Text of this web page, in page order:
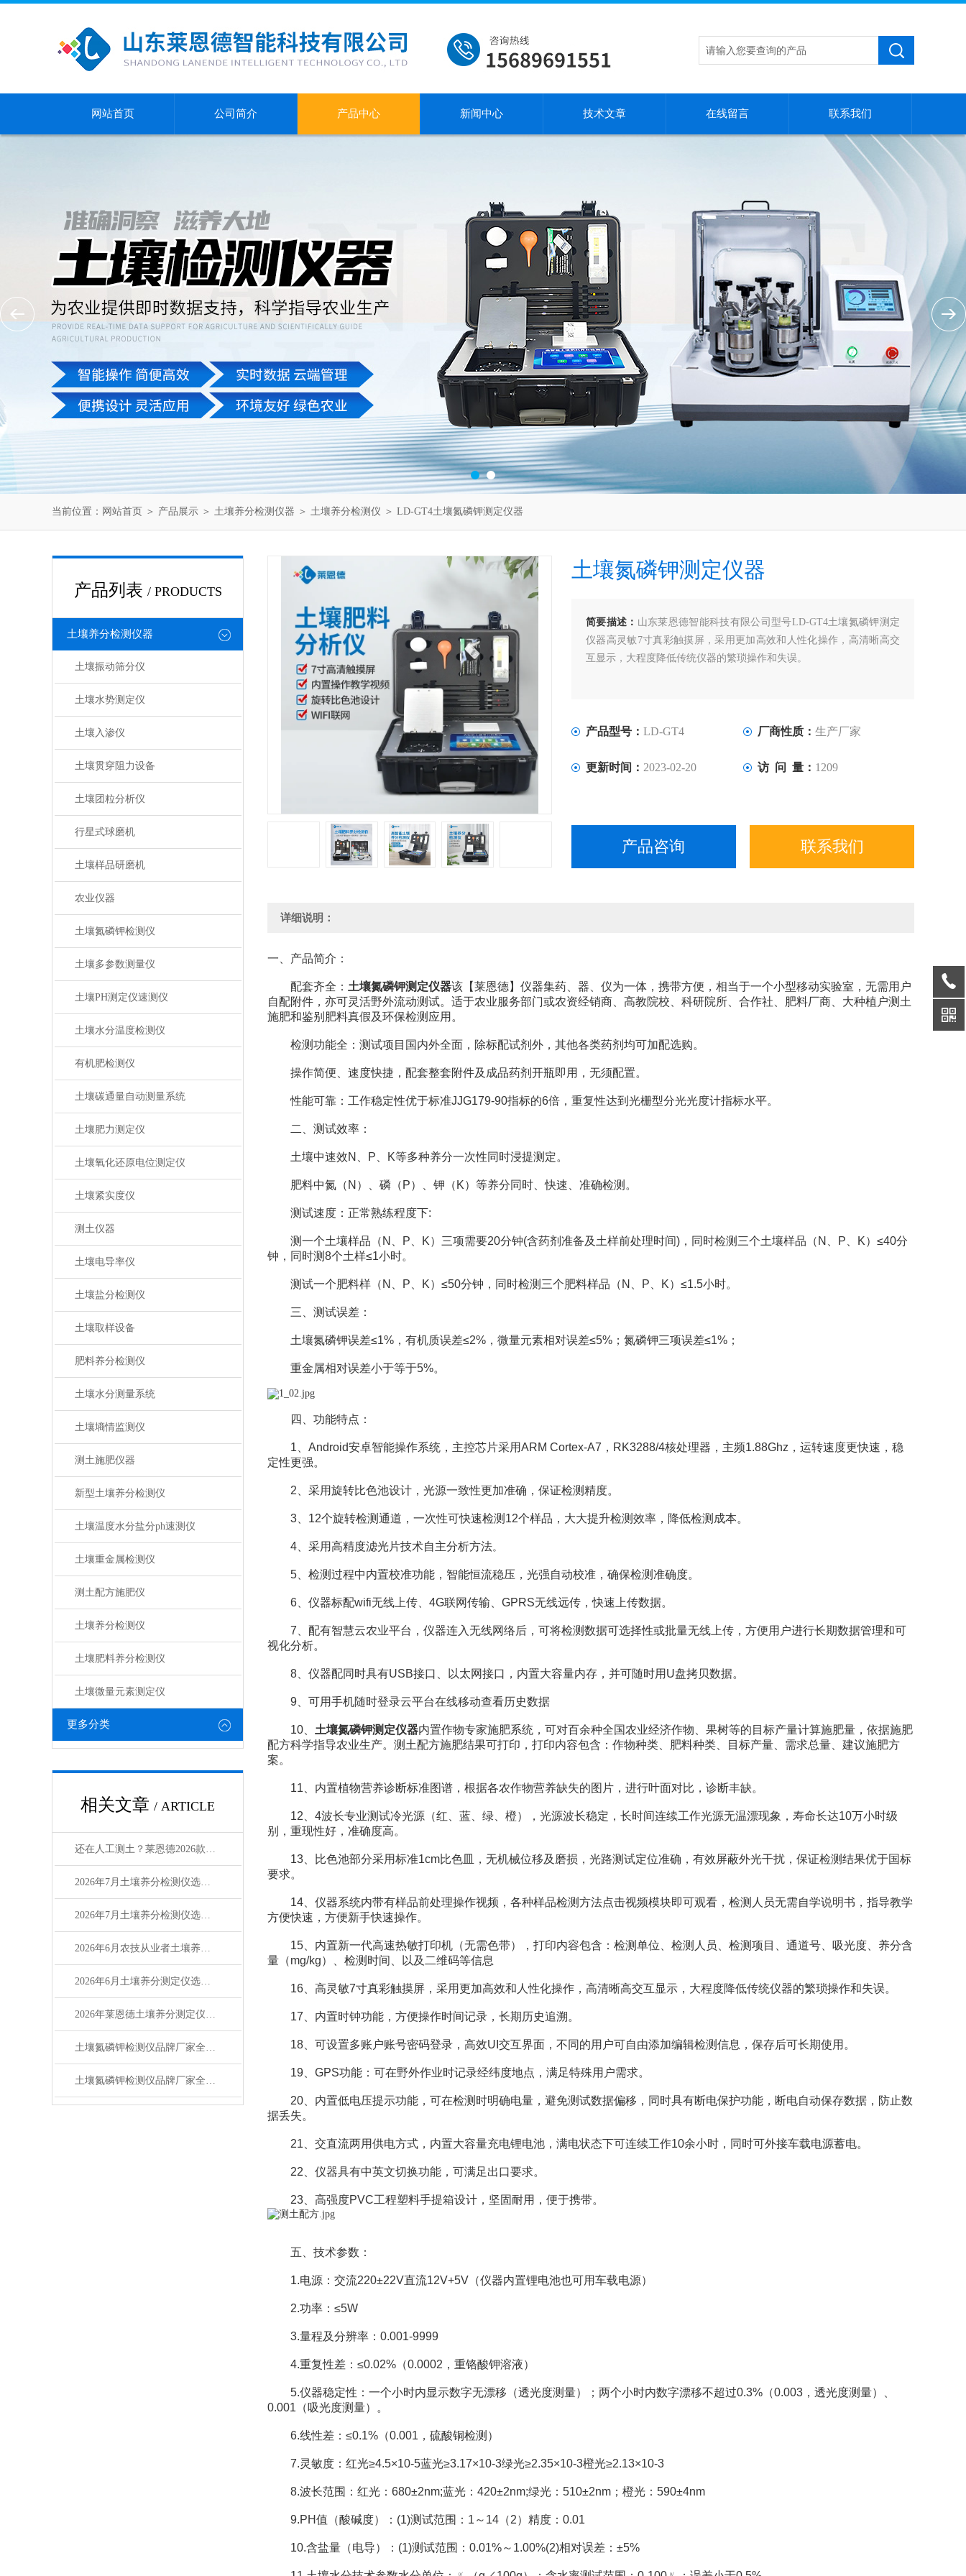
网站首页 公司简介 产品中心 新闻中心 技术文章 在线留言 联系我们
当前位置： 网站首页 ＞ 产品展示 ＞ 土壤养分检测仪器 ＞ 土壤养分检测仪 ＞ LD-GT4土壤氮磷钾测定仪器
产品列表 / PRODUCTS
土壤养分检测仪器
土壤振动筛分仪
土壤水势测定仪
土壤入渗仪
土壤贯穿阻力设备
土壤团粒分析仪
行星式球磨机
土壤样品研磨机
农业仪器
土壤氮磷钾检测仪
土壤多参数测量仪
土壤PH测定仪速测仪
土壤水分温度检测仪
有机肥检测仪
土壤碳通量自动测量系统
土壤肥力测定仪
土壤氧化还原电位测定仪
土壤紧实度仪
测土仪器
土壤电导率仪
土壤盐分检测仪
土壤取样设备
肥料养分检测仪
土壤水分测量系统
土壤墒情监测仪
测土施肥仪器
新型土壤养分检测仪
土壤温度水分盐分ph速测仪
土壤重金属检测仪
测土配方施肥仪
土壤养分检测仪
土壤肥料养分检测仪​
土壤微量元素测定仪
更多分类
相关文章 / ARTICLE
还在人工测土？莱恩德2026款土壤养分检测仪提效3倍
2026年7月土壤养分检测仪选型：农环领域选购指南
2026年7月土壤养分检测仪选购指南：品牌对比测评
2026年6月农技从业者土壤养分测定仪选购测评
2026年6月土壤养分测定仪选购攻略（适配农测场景）
2026年莱恩德土壤养分测定仪技术实用问答指南
土壤氮磷钾检测仪品牌厂家全解析：主流品牌排名与选型指南
土壤氮磷钾检测仪品牌厂家全解析 主流品牌选购参考指南
土壤氮磷钾测定仪器
简要描述： 山东莱恩德智能科技有限公司型号LD-GT4土壤氮磷钾测定
仪器高灵敏7寸真彩触摸屏，采用更加高效和人性化操作，高清晰高交
互显示，大程度降低传统仪器的繁琐操作和失误。
产品型号： LD-GT4 厂商性质： 生产厂家
更新时间： 2023-02-20 访 问 量： 1209
产品咨询 联系我们
详细说明：
一、产品简介：
配套齐全： 土壤氮磷钾测定仪器该【莱恩德】仪器集药、器、仪为一体，携带方便，相当于一个小型移动实验室，无需用户
自配附件，亦可灵活野外流动测试。适于农业服务部门或农资经销商、高教院校、科研院所、合作社、肥料厂商、大种植户测土
施肥和鉴别肥料真假及环保检测应用。
检测功能全：测试项目国内外全面，除标配试剂外，其他各类药剂均可加配选购。
操作简便、速度快捷，配套整套附件及成品药剂开瓶即用，无须配置。
性能可靠：工作稳定性优于标准JJG179-90指标的6倍，重复性达到光栅型分光光度计指标水平。
二、测试效率：
土壤中速效N、P、K等多种养分一次性同时浸提测定。
肥料中氮（N）、磷（P）、钾（K）等养分同时、快速、准确检测。
测试速度：正常熟练程度下:
测一个土壤样品（N、P、K）三项需要20分钟(含药剂准备及土样前处理时间)，同时检测三个土壤样品（N、P、K）≤40分
钟，同时测8个土样≤1小时。
测试一个肥料样（N、P、K）≤50分钟，同时检测三个肥料样品（N、P、K）≤1.5小时。
三、测试误差：
土壤氮磷钾误差≤1%，有机质误差≤2%，微量元素相对误差≤5%；氮磷钾三项误差≤1%；
重金属相对误差小于等于5%。
四、功能特点：
1、Android安卓智能操作系统，主控芯片采用ARM Cortex-A7，RK3288/4核处理器，主频1.88Ghz，运转速度更快速，稳
定性更强。
2、采用旋转比色池设计，光源一致性更加准确，保证检测精度。
3、12个旋转检测通道，一次性可快速检测12个样品，大大提升检测效率，降低检测成本。
4、采用高精度滤光片技术自主分析方法。
5、检测过程中内置校准功能，智能恒流稳压，光强自动校准，确保检测准确度。
6、仪器标配wifi无线上传、4G联网传输、GPRS无线远传，快速上传数据。
7、配有智慧云农业平台，仪器连入无线网络后，可将检测数据可选择性或批量无线上传，方便用户进行长期数据管理和可
视化分析。
8、仪器配同时具有USB接口、以太网接口，内置大容量内存，并可随时用U盘拷贝数据。
9、可用手机随时登录云平台在线移动查看历史数据
10、 土壤氮磷钾测定仪器内置作物专家施肥系统，可对百余种全国农业经济作物、果树等的目标产量计算施肥量，依据施肥
配方科学指导农业生产。测土配方施肥结果可打印，打印内容包含：作物种类、肥料种类、目标产量、需求总量、建议施肥方
案。
11、内置植物营养诊断标准图谱，根据各农作物营养缺失的图片，进行叶面对比，诊断丰缺。
12、4波长专业测试冷光源（红、蓝、绿、橙），光源波长稳定，长时间连续工作光源无温漂现象，寿命长达10万小时级
别，重现性好，准确度高。
13、比色池部分采用标准1cm比色皿，无机械位移及磨损，光路测试定位准确，有效屏蔽外光干扰，保证检测结果优于国标
要求。
14、仪器系统内带有样品前处理操作视频，各种样品检测方法点击视频模块即可观看，检测人员无需自学说明书，指导教学
方便快速，方便新手快速操作。
15、内置新一代高速热敏打印机（无需色带），打印内容包含：检测单位、检测人员、检测项目、通道号、吸光度、养分含
量（mg/kg）、检测时间、以及二维码等信息
16、高灵敏7寸真彩触摸屏，采用更加高效和人性化操作，高清晰高交互显示，大程度降低传统仪器的繁琐操作和失误。
17、内置时钟功能，方便操作时间记录，长期历史追溯。
18、可设置多账户账号密码登录，高效UI交互界面，不同的用户可自由添加编辑检测信息，保存后可长期使用。
19、GPS功能：可在野外作业时记录经纬度地点，满足特殊用户需求。
20、内置低电压提示功能，可在检测时明确电量，避免测试数据偏移，同时具有断电保护功能，断电自动保存数据，防止数
据丢失。
21、交直流两用供电方式，内置大容量充电锂电池，满电状态下可连续工作10余小时，同时可外接车载电源蓄电。
22、仪器具有中英文切换功能，可满足出口要求。
23、高强度PVC工程塑料手提箱设计，坚固耐用，便于携带。
五、技术参数：
1.电源：交流220±22V直流12V+5V（仪器内置锂电池也可用车载电源）
2.功率：≤5W
3.量程及分辨率：0.001-9999
4.重复性差：≤0.02%（0.0002，重铬酸钾溶液）
5.仪器稳定性：一个小时内显示数字无漂移（透光度测量）；两个小时内数字漂移不超过0.3%（0.003，透光度测量）、
0.001（吸光度测量）。
6.线性差：≤0.1%（0.001，硫酸铜检测）
7.灵敏度：红光≥4.5×10-5蓝光≥3.17×10-3绿光≥2.35×10-3橙光≥2.13×10-3
8.波长范围：红光：680±2nm;蓝光：420±2nm;绿光：510±2nm；橙光：590±4nm
9.PH值（酸碱度）：(1)测试范围：1～14（2）精度：0.01
10.含盐量（电导）：(1)测试范围：0.01%～1.00%(2)相对误差：±5%